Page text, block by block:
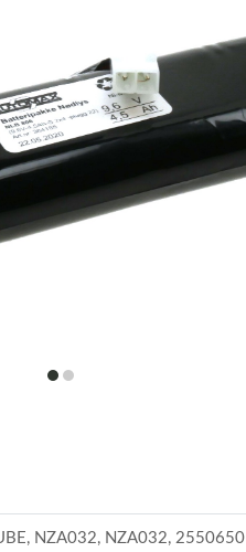
itemitem
NZA032, NZA032, 2550650